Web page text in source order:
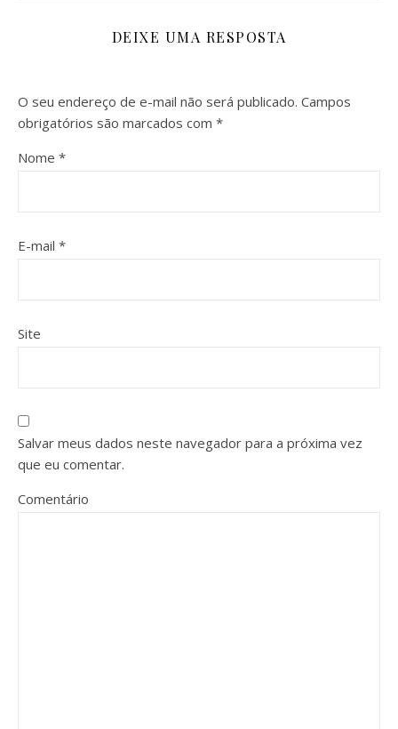
DEIXE UMA RESPOSTA
O seu endereço de e-mail não será publicado. Campos
obrigatórios são marcados com *
Nome *
E-mail *
Site
Salvar meus dados neste navegador para a próxima vez
que eu comentar.
Comentário